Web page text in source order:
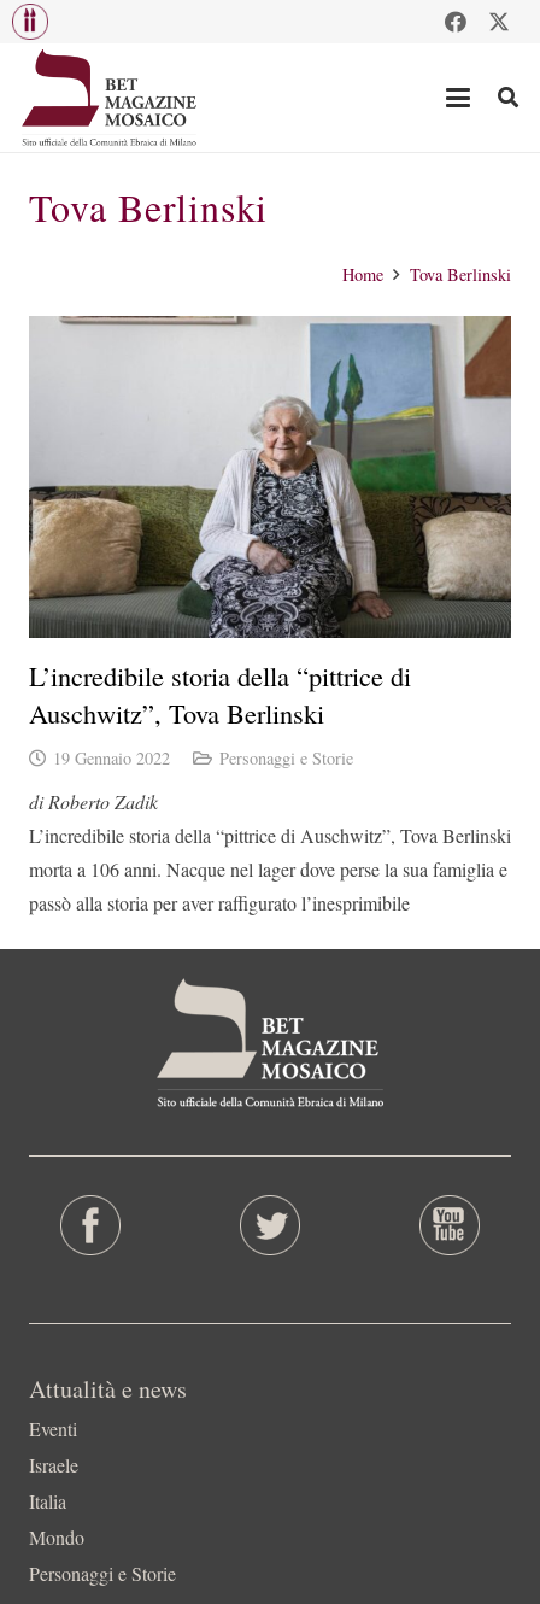
Tova Berlinski
Home Tova Berlinski
L’incredibile storia della “pittrice di
Auschwitz”, Tova Berlinski
19 Gennaio 2022 Personaggi e Storie
di Roberto Zadik
L’incredibile storia della “pittrice di Auschwitz”, Tova Berlinski
morta a 106 anni. Nacque nel lager dove perse la sua famiglia e
passò alla storia per aver raffigurato l’inesprimibile
Attualità e news
Eventi
Israele
Italia
Mondo
Personaggi e Storie